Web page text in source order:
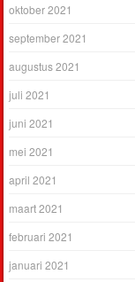
oktober 2021
september 2021
augustus 2021
juli 2021
juni 2021
mei 2021
april 2021
maart 2021
februari 2021
januari 2021